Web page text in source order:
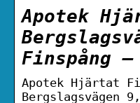
Apotek
Finspång –
Apotek Hjärtat
Bergslagsvägen